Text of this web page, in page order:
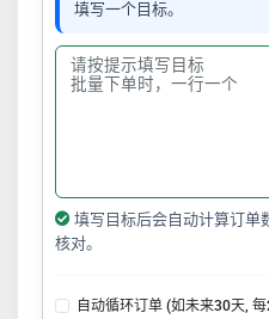
填写一个目标。
填写目标后会自动计算订单
核对。
自动循环订单 (如未来30天,